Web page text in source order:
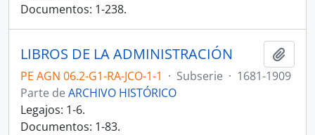
Documentos: 1-238.
LIBROS DE LA ADMINISTRACIÓN
PE AGN 06.2-G1-RA-JCO-1-1 · Subserie · 1681-1909
Parte de ARCHIVO HISTÓRICO
Legajos: 1-6.
Documentos: 1-83.